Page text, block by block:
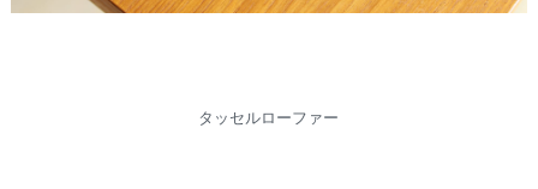
タッセルローファー